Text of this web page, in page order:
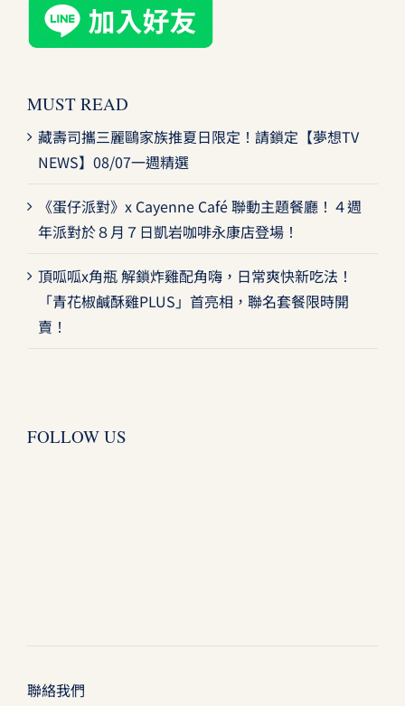
MUST READ
藏壽司攜三麗鷗家族推夏日限定！請鎖定【夢想TV
NEWS】08/07一週精選
《蛋仔派對》x Cayenne Café 聯動主題餐廳！４週
年派對於８月７日凱岩咖啡永康店登場！
頂呱呱x角瓶 解鎖炸雞配角嗨，日常爽快新吃法！
「青花椒鹹酥雞PLUS」首亮相，聯名套餐限時開
賣！
FOLLOW US
聯絡我們